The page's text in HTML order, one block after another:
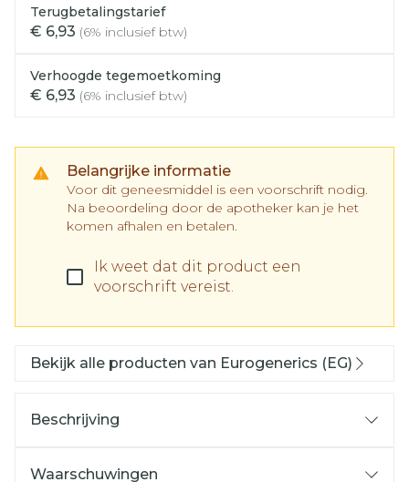
Terugbetalingstarief
€ 6,93 (6% inclusief btw)
Verhoogde tegemoetkoming
€ 6,93 (6% inclusief btw)
Belangrijke informatie
Voor dit geneesmiddel is een voorschrift nodig.
Na beoordeling door de apotheker kan je het
komen afhalen en betalen.
Ik weet dat dit product een
voorschrift vereist.
Bekijk alle producten van Eurogenerics (EG)
Beschrijving
Waarschuwingen